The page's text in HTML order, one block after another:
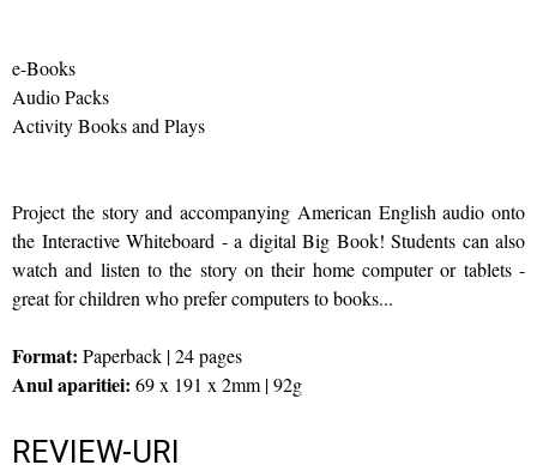
e-Books
Audio Packs
Activity Books and Plays
Project the story and accompanying American English audio onto
the Interactive Whiteboard - a digital Big Book! Students can also
watch and listen to the story on their home computer or tablets -
great for children who prefer computers to books...
Format: Paperback | 24 pages
Anul aparitiei: 69 x 191 x 2mm | 92g
REVIEW-URI